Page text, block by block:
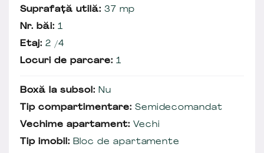
Suprafață utilă: 37 mp
Nr. băi: 1
Etaj: 2 /4
Locuri de parcare: 1
Boxă la subsol: Nu
Tip compartimentare: Semidecomandat
Vechime apartament: Vechi
Tip imobil: Bloc de apartamente